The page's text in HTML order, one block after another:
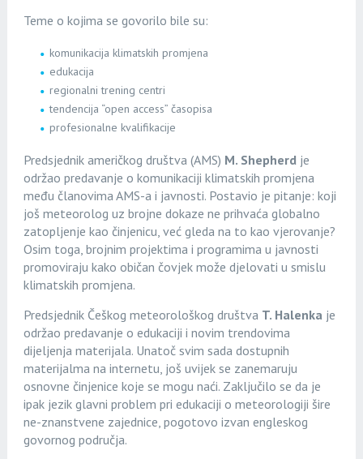
Teme o kojima se govorilo bile su:
komunikacija klimatskih promjena
edukacija
regionalni trening centri
tendencija “open access” časopisa
profesionalne kvalifikacije
Predsjednik američkog društva (AMS) M. Shepherdje
održao predavanje o komunikaciji klimatskih promjena
među članovima AMS-a i javnosti. Postavio je pitanje: koji
još meteorolog uz brojne dokaze ne prihvaća globalno
zatopljenje kao činjenicu, već gleda na to kao vjerovanje?
Osim toga, brojnim projektima i programima u javnosti
promoviraju kako običan čovjek može djelovati u smislu
klimatskih promjena.
Predsjednik Češkog meteorološkog društva T. Halenka je
održao predavanje o edukaciji i novim trendovima
dijeljenja materijala. Unatoč svim sada dostupnih
materijalma na internetu, još uvijek se zanemaruju
osnovne činjenice koje se mogu naći. Zaključilo se da je
ipak jezik glavni problem pri edukaciji o meteorologiji šire
ne-znanstvene zajednice, pogotovo izvan engleskog
govornog područja.